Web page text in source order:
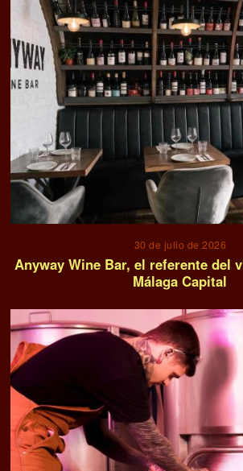
30 de julio de 2026
Anyway Wine Bar, el referente del
Málaga Capital